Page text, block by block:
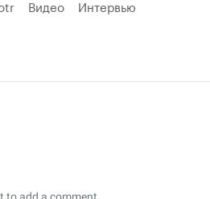
Видео Интервью